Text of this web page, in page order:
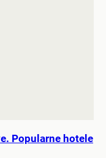
Popularne hotele